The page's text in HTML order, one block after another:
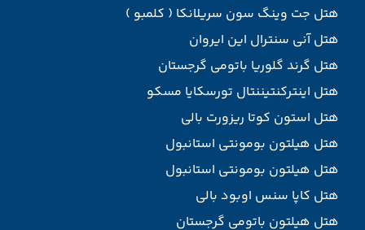
هتل جت وینگ سون سریلانکا ( کلمبو )
هتل آنی سنترال این ایروان
هتل گرند گلوریا باتومی گرجستان
هتل اینترکنتیننتال تورسکایا مسکو
هتل استون کوتا ریزورت بالی
هتل هیلتون بومونتی استانبول
هتل هیلتون بومونتی استانبول
هتل کاپا سنس اوبود بالی
هتل هیلتون باتومی گرجستان